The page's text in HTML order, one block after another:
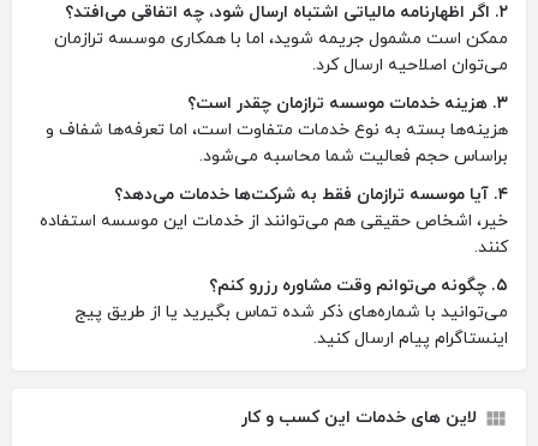
۲. اگر اظهارنامه مالیاتی اشتباه ارسال شود، چه اتفاقی می‌افتد؟
ممکن است مشمول جریمه شوید، اما با همکاری موسسه ترازمان
می‌توان اصلاحیه ارسال کرد.
۳. هزینه خدمات موسسه ترازمان چقدر است؟
هزینه‌ها بسته به نوع خدمات متفاوت است، اما تعرفه‌ها شفاف و
براساس حجم فعالیت شما محاسبه می‌شود.
۴. آیا موسسه ترازمان فقط به شرکت‌ها خدمات می‌دهد؟
خیر، اشخاص حقیقی هم می‌توانند از خدمات این موسسه استفاده
کنند.
۵. چگونه می‌توانم وقت مشاوره رزرو کنم؟
می‌توانید با شماره‌های ذکر شده تماس بگیرید یا از طریق پیج
اینستاگرام پیام ارسال کنید.
لاین های خدمات این کسب و کار